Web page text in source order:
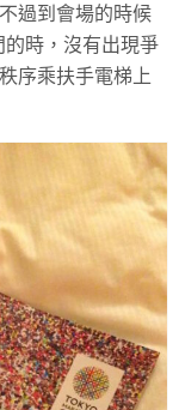
過到會場的時候
時，沒有出現爭
序乘扶手電梯上